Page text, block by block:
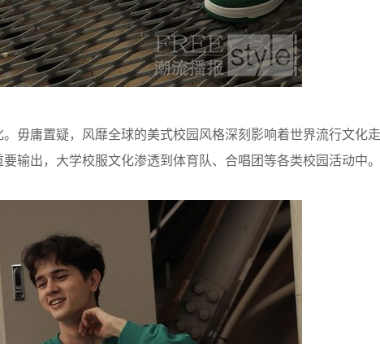
毋庸置疑，风靡全球的美式校园风格深刻影响着世界流行文化
输出，大学校服文化渗透到体育队、合唱团等各类校园活动中。